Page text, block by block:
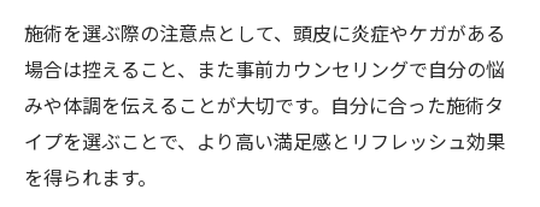
施術を選ぶ際の注意点として、頭皮に炎症やケガがある
場合は控えること、また事前カウンセリングで自分の悩
みや体調を伝えることが大切です。自分に合った施術タ
イプを選ぶことで、より高い満足感とリフレッシュ効果
を得られます。